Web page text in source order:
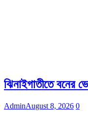
ঝিনাইগাতীতে বনের
AdminAugust 8, 2026 0